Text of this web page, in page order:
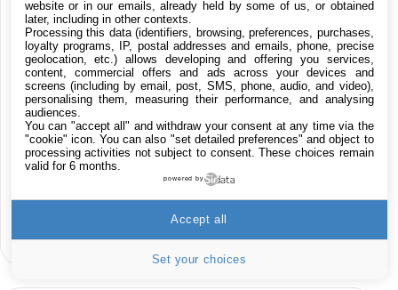
02
Résultats Apple T3 2026 : l’iPhone
progresse, record du chiffre
d’affaires
03
Apple Upgrade est officiel : le
programme de location d’iPhone,
Mac, iPad et Apple Watch aux US
nouveautés
website or in our emails, already held by some of us, or obtained
later, including in other contexts.
Processing this data (identifiers, browsing, preferences, purchases,
loyalty programs, IP, postal addresses and emails, phone, precise
geolocation, etc.) allows developing and offering you services,
content, commercial offers and ads across your devices and
screens (including by email, post, SMS, phone, audio, and video),
personalising them, measuring their performance, and analysing
audiences.
You can "accept all" and withdraw your consent at any time via the
"cookie" icon. You can also "set detailed preferences" and object to
processing activities not subject to consent. These choices remain
valid for 6 months.
powered by
Set your choices
Accept all